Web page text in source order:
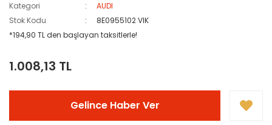
Kategori
AUDI
Stok Kodu
8E0955102 VIK
*194,90 TL den başlayan taksitlerle!
1.008,13 TL
Gelince Haber Ver